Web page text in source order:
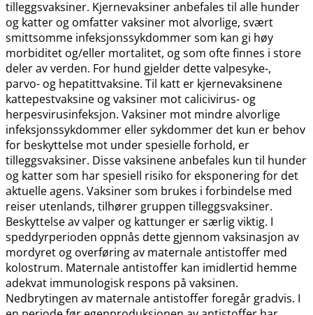
tilleggsvaksiner. Kjernevaksiner anbefales til alle hunder
og katter og omfatter vaksiner mot alvorlige, svært
smittsomme infeksjonssykdommer som kan gi høy
morbiditet og​/​eller mortalitet, og som ofte finnes i store
deler av verden. For hund gjelder dette valpesyke-,
parvo- og hepatittvaksine. Til katt er kjernevaksinene
kattepestvaksine og vaksiner mot calicivirus- og
herpesvirusinfeksjon. Vaksiner mot mindre alvorlige
infeksjonssykdommer eller sykdommer det kun er behov
for beskyttelse mot under spesielle forhold, er
tilleggsvaksiner. Disse vaksinene anbefales kun til hunder
og katter som har spesiell risiko for eksponering for det
aktuelle agens. Vaksiner som brukes i forbindelse med
reiser utenlands, tilhører gruppen tilleggsvaksiner.
Beskyttelse av valper og kattunger er særlig viktig. I
speddyrperioden oppnås dette gjennom vaksinasjon av
mordyret og overføring av maternale antistoffer med
kolostrum. Maternale antistoffer kan imidlertid hemme
adekvat immunologisk respons på vaksinen.
Nedbrytingen av maternale antistoffer foregår gradvis. I